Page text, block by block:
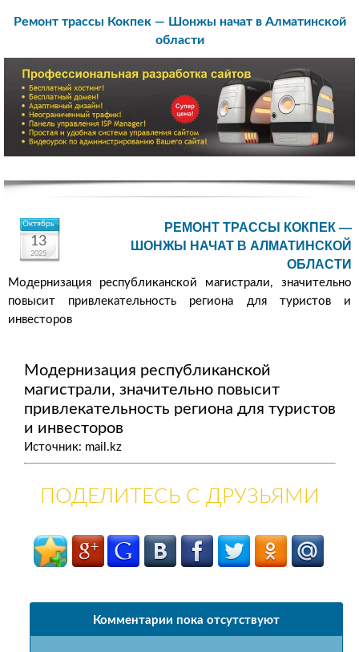
Ремонт трассы Кокпек — Шонжы начат в Алматинской
области
Октябрь
13
2025
РЕМОНТ ТРАССЫ КОКПЕК —
ШОНЖЫ НАЧАТ В АЛМАТИНСКОЙ
ОБЛАСТИ
Модернизация республиканской магистрали, значительно
повысит привлекательность региона для туристов и
инвесторов
Модернизация республиканской
магистрали, значительно повысит
привлекательность региона для туристов
и инвесторов
Источник: mail.kz
ПОДЕЛИТЕСЬ С ДРУЗЬЯМИ
Комментарии пока отсутствуют